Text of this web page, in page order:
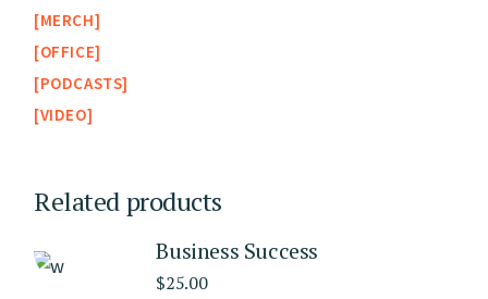
MERCH
OFFICE
PODCASTS
VIDEO
Related products
Business Success
$25.00